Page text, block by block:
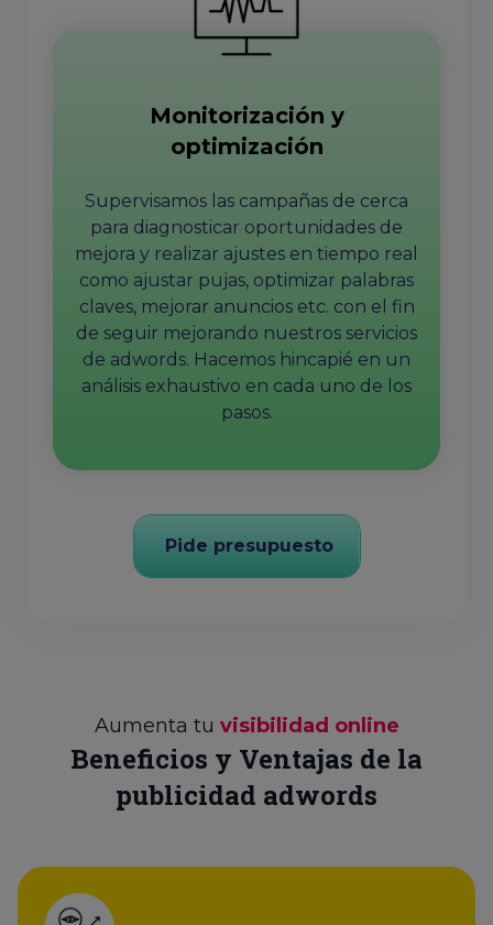
Monitorización y
optimización
Supervisamos las campañas de cerca
para diagnosticar oportunidades de
mejora y realizar ajustes en tiempo real
como ajustar pujas, optimizar palabras
claves, mejorar anuncios etc. con el fin
de seguir mejorando nuestros servicios
de adwords. Hacemos hincapié en un
análisis exhaustivo en cada uno de los
pasos.
Pide presupuesto
Aumenta tu visibilidad online
Beneficios y Ventajas de la
publicidad adwords